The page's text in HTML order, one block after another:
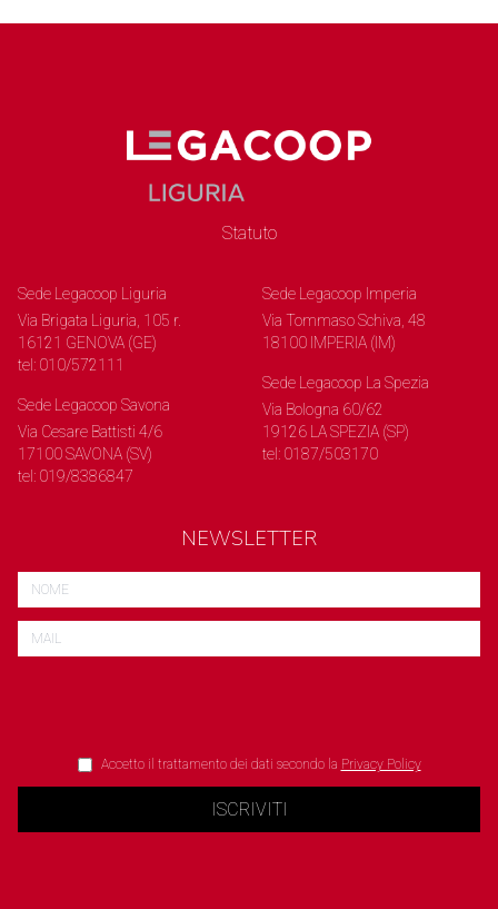
Statuto
Sede Legacoop Liguria
Via Brigata Liguria, 105 r.
16121 GENOVA (GE)
tel: 010/572111
Sede Legacoop Savona
Via Cesare Battisti 4/6
17100 SAVONA (SV)
tel: 019/8386847
Sede Legacoop Imperia
Via Tommaso Schiva, 48
18100 IMPERIA (IM)
Sede Legacoop La Spezia
Via Bologna 60/62
19126 LA SPEZIA (SP)
tel: 0187/503170
NEWSLETTER
Accetto il trattamento dei dati secondo la Privacy Policy
ISCRIVITI